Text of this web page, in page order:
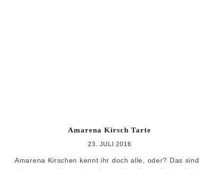
Amarena Kirsch Tarte
23. JULI 2016
Amarena Kirschen kennt ihr doch alle, oder? Das sind